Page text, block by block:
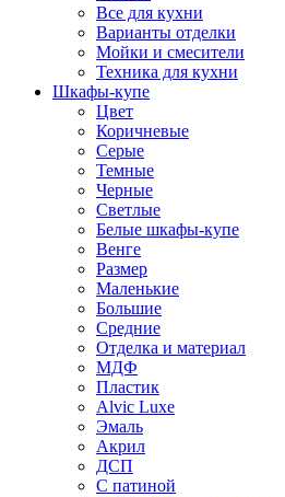
Все для кухни
Варианты отделки
Мойки и смесители
Техника для кухни
Шкафы-купе
Цвет
Коричневые
Серые
Темные
Черные
Светлые
Белые шкафы-купе
Венге
Размер
Маленькие
Большие
Средние
Отделка и материал
МДФ
Пластик
Alvic Luxe
Эмаль
Акрил
ДСП
С патиной